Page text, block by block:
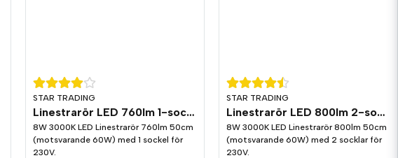
STAR TRADING
Linestrarör LED 760lm 1-sockel (S14d) 3000K
8W 3000K LED Linestrarör 760lm 50cm
(motsvarande 60W) med 1 sockel för
230V.
STAR TRADING
Linestrarör LED 800lm 2-sockel (S14s) 3000K
8W 3000K LED Linestrarör 800lm 50cm
(motsvarande 60W) med 2 socklar för
230V.